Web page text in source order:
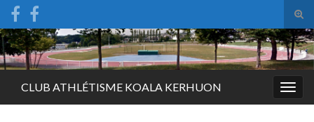
Search for:
CLUB ATHLÉTISME KOALA KERHUON